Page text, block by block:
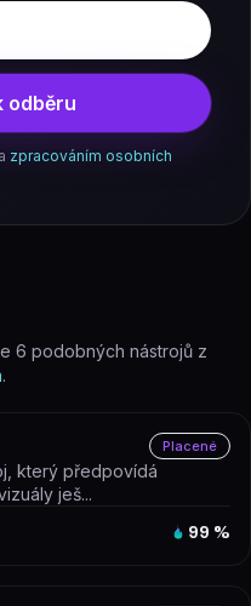
odběru
zpracováním osobních
6 podobných nástrojů z
.
Placené
který předpovídá
ješ...
99 %